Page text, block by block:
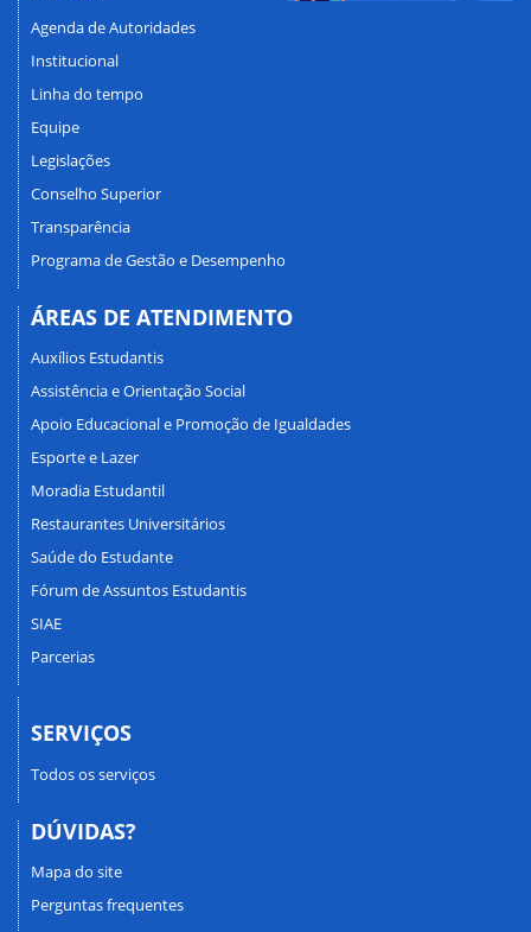
Agenda de Autoridades
Institucional
Linha do tempo
Equipe
Legislações
Conselho Superior
Transparência
Programa de Gestão e Desempenho
ÁREAS DE ATENDIMENTO
Auxílios Estudantis
Assistência e Orientação Social
Apoio Educacional e Promoção de Igualdades
Esporte e Lazer
Moradia Estudantil
Restaurantes Universitários
Saúde do Estudante
Fórum de Assuntos Estudantis
SIAE
Parcerias
SERVIÇOS
Todos os serviços
DÚVIDAS?
Mapa do site
Perguntas frequentes